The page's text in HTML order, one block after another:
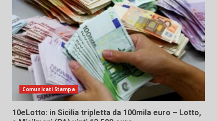
Comunicati Stampa
10eLotto: in Sicilia tripletta da 100mila euro – Lotto,